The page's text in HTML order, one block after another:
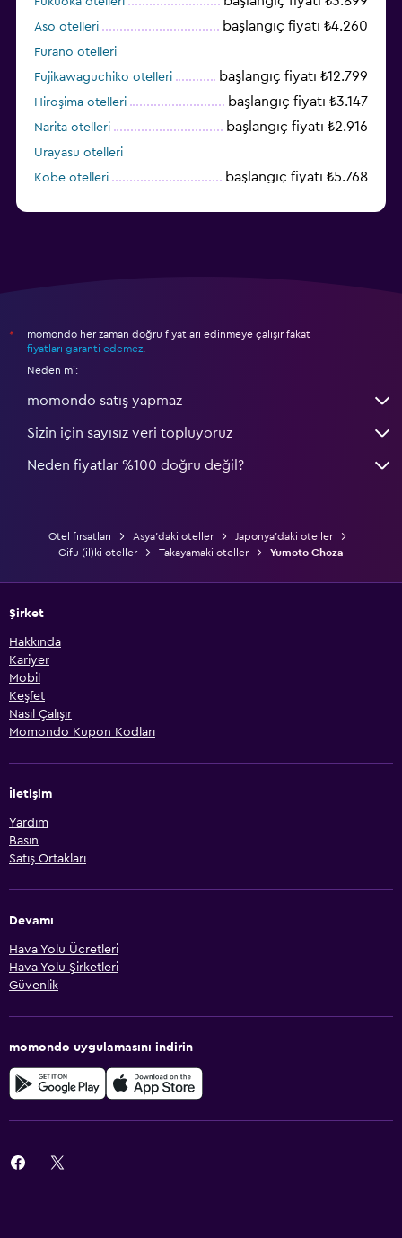
Aso otelleri başlangıç fiyatı ₺4.260
Furano otelleri
Fujikawaguchiko otelleri
başlangıç fiyatı ₺12.799
Hiroşima otelleri başlangıç fiyatı ₺3.147
Narita otelleri başlangıç fiyatı ₺2.916
Urayasu otelleri
Kobe otelleri
başlangıç fiyatı ₺5.768
*
momondo her zaman doğru fiyatları edinmeye çalışır fakat
fiyatları garanti edemez
Neden mi:
momondo satış yapmaz
Sizin için sayısız veri topluyoruz
Neden fiyatlar %100 doğru değil?
Otel fırsatları Asya'daki oteller
Japonya'daki oteller
Gifu (il)ki oteller
Takayamaki oteller Yumoto Choza
Şirket
Hakkında
Kariyer
Mobil
Keşfet
Nasıl Çalışır
Momondo Kupon Kodları
İletişim
Yardım
Basın
Satış Ortakları
Devamı
Hava Yolu Ücretleri
Hava Yolu Şirketleri
Güvenlik
momondo uygulamasını indirin